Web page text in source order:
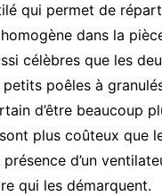
qui permet de
dans la
célèbres que les
petits poêles à
d’être beaucoup
plus coûteux que
d’un
qui les démarquent.